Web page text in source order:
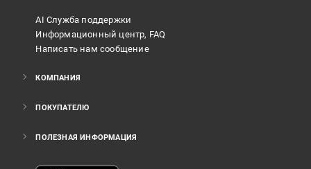
AI Служба поддержки
Информационный центр, FAQ
Написать нам сообщение
КОМПАНИЯ
ПОКУПАТЕЛЮ
ПОЛЕЗНАЯ ИНФОРМАЦИЯ